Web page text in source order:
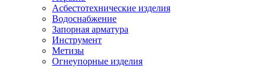
Асбестотехнические изделия
Водоснабжение
Запорная арматура
Инструмент
Метизы
Огнеупорные изделия